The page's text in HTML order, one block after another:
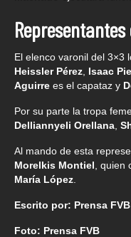
El elenco varonil del 3×3
Heissler Pérez Isaac
Aguirre es el capataz y
Por su parte la tropa
Delliannyeli Orellana
Al mando de esta
Morelkis Montiel ,
María López
Escrito por: Prensa FVB
Foto: Prensa FVB